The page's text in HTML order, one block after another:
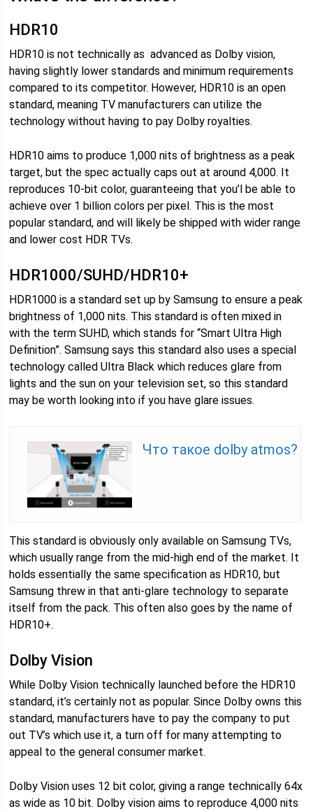
HDR10
HDR10 is not technically as advanced as Dolby vision,
having slightly lower standards and minimum requirements
compared to its competitor. However, HDR10 is an open
standard, meaning TV manufacturers can utilize the
technology without having to pay Dolby royalties.
HDR10 aims to produce 1,000 nits of brightness as a peak
target, but the spec actually caps out at around 4,000. It
reproduces 10-bit color, guaranteeing that you’l be able to
achieve over 1 billion colors per pixel. This is the most
popular standard, and will likely be shipped with wider range
and lower cost HDR TVs.
HDR1000/SUHD/HDR10+
HDR1000 is a standard set up by Samsung to ensure a peak
brightness of 1,000 nits. This standard is often mixed in
with the term SUHD, which stands for “Smart Ultra High
Definition”. Samsung says this standard also uses a special
technology called Ultra Black which reduces glare from
lights and the sun on your television set, so this standard
may be worth looking into if you have glare issues.
Что такое dolby atmos?
This standard is obviously only available on Samsung TVs,
which usually range from the mid-high end of the market. It
holds essentially the same specification as HDR10, but
Samsung threw in that anti-glare technology to separate
itself from the pack. This often also goes by the name of
HDR10+.
Dolby Vision
While Dolby Vision technically launched before the HDR10
standard, it’s certainly not as popular. Since Dolby owns this
standard, manufacturers have to pay the company to put
out TV’s which use it, a turn off for many attempting to
appeal to the general consumer market.
Dolby Vision uses 12 bit color, giving a range technically 64x
as wide as 10 bit. Dolby vision aims to reproduce 4,000 nits